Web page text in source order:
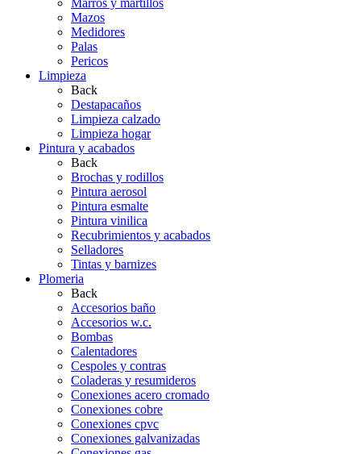
Marros y martillos
Mazos
Medidores
Palas
Pericos
Limpieza
Back
Destapacaños
Limpieza calzado
Limpieza hogar
Pintura y acabados
Back
Brochas y rodillos
Pintura aerosol
Pintura esmalte
Pintura vinilica
Recubrimientos y acabados
Selladores
Tintas y barnizes
Plomeria
Back
Accesorios baño
Accesorios w.c.
Bombas
Calentadores
Cespoles y contras
Coladeras y resumideros
Conexiones acero cromado
Conexiones cobre
Conexiones cpvc
Conexiones galvanizadas